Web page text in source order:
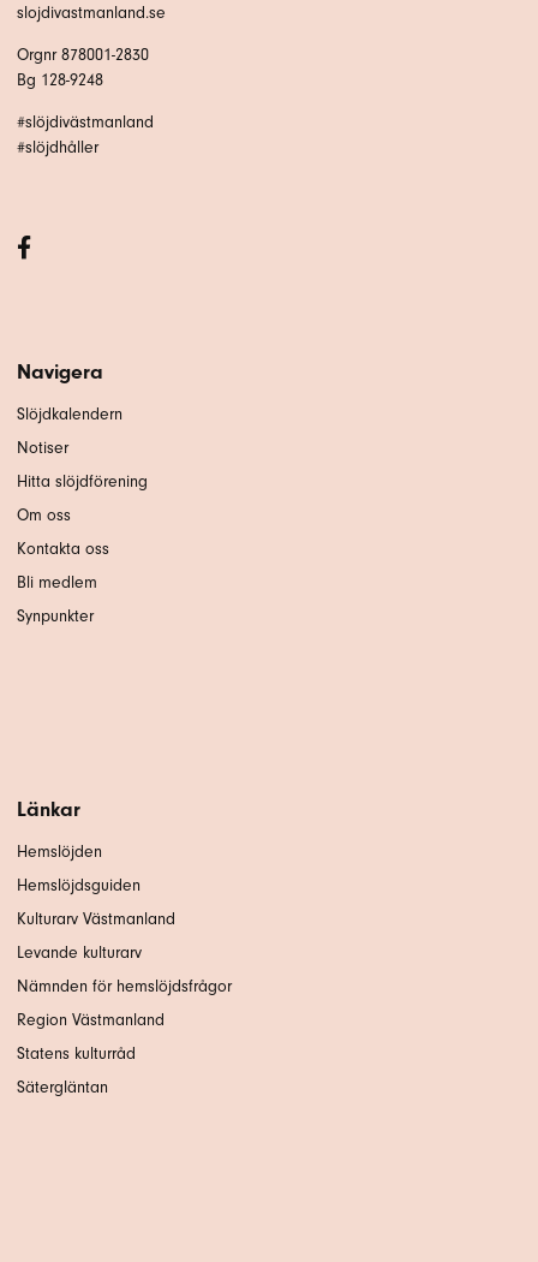
slojdivastmanland.se
Orgnr 878001-2830
Bg 128-9248
#slöjdivästmanland
#slöjdhåller
Navigera
Slöjdkalendern
Notiser
Hitta slöjdförening
Om oss
Kontakta oss
Bli medlem
Synpunkter
Länkar
Hemslöjden
Hemslöjdsguiden
Kulturarv Västmanland
Levande kulturarv
Nämnden för hemslöjdsfrågor
Region Västmanland
Statens kulturråd
Sätergläntan